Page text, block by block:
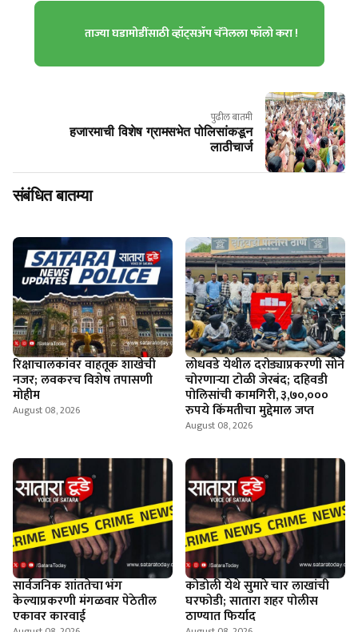
ताज्या घडामोडींसाठी व्हॉट्सॲप चॅनेलला फॉलो करा !
पुढील बातमी
हजारमाची विशेष ग्रामसभेत पोलिसांकडून
लाठीचार्ज
संबंधित बातम्या
रिक्षाचालकांवर वाहतूक शाखेची
नजर; लवकरच विशेष तपासणी
मोहीम
August 08, 2026
लोधवडे येथील दरोड्याप्रकरणी सोने
चोरणाऱ्या टोळी जेरबंद; दहिवडी
पोलिसांची कामगिरी, ३,७०,०००
रुपये किंमतीचा मुद्देमाल जप्त
August 08, 2026
सार्वजनिक शांततेचा भंग
केल्याप्रकरणी मंगळवार पेठेतील
एकावर कारवाई
कोडोली येथे सुमारे चार लाखांची
घरफोडी; सातारा शहर पोलीस
ठाण्यात फिर्याद